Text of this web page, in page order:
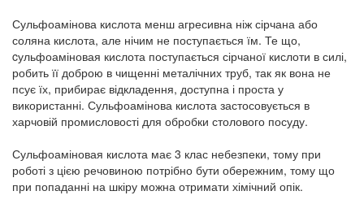
Сульфоамінова кислота менш агресивна ніж сірчана або
соляна кислота, але нічим не поступається їм. Те що,
cульфоаміновая кислота поступається сірчаної кислоти в силі,
робить її доброю в чищенні металічних труб, так як вона не
псує їх, прибирає відкладення, доступна і проста у
використанні. Сульфоамінова кислота застосовується в
харчовій промисловості для обробки столового посуду.
Сульфоаміновая кислота має 3 клас небезпеки, тому при
роботі з цією речовиною потрібно бути обережним, тому що
при попаданні на шкіру можна отримати хімічний опік.